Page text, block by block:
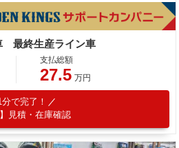
最終生産ライン車
支払総額
27.5 万円
分で完了！
】見積・在庫確認